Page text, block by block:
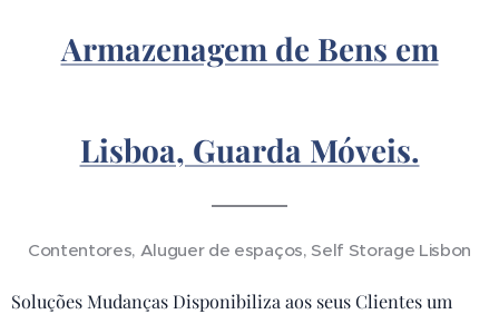
Armazenagem de Bens em
Lisboa, Guarda Móveis.
Contentores, Aluguer de espaços, Self Storage Lisbon
Soluções Mudanças Disponibiliza aos seus Clientes um